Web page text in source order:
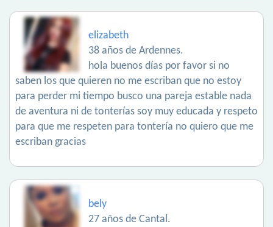
elizabeth
38 años de Ardennes.
hola buenos días por favor si no
saben los que quieren no me escriban que no estoy
para perder mi tiempo busco una pareja estable nada
de aventura ni de tonterías soy muy educada y respeto
para que me respeten para tontería no quiero que me
escriban gracias
bely
27 años de Cantal.